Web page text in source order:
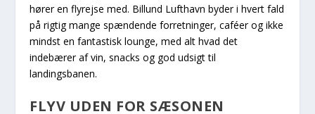
hører en flyrejse med. Billund Lufthavn byder i hvert fald
på rigtig mange spændende forretninger, caféer og ikke
mindst en fantastisk lounge, med alt hvad det
indebærer af vin, snacks og god udsigt til
landingsbanen.
FLYV UDEN FOR SÆSONEN